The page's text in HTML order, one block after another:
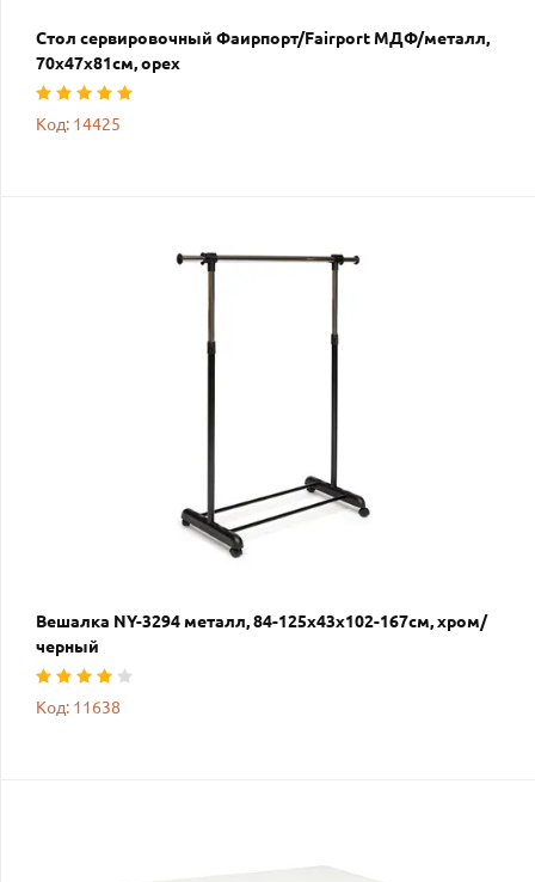
Стол сервировочный Фаирпорт/Fairport МДФ/металл,
70х47х81см, орех
Код: 14425
Вешалка NY-3294 металл, 84-125х43х102-167см, хром/
черный
Код: 11638